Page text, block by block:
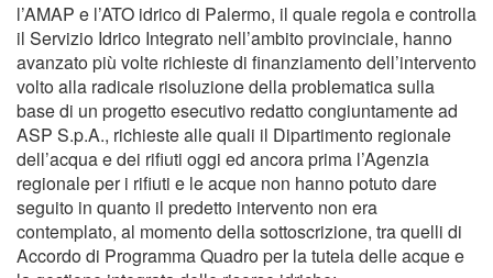
l’AMAP e l’ATO idrico di Palermo, il quale regola e controlla
il Servizio Idrico Integrato nell’ambito provinciale, hanno
avanzato più volte richieste di finanziamento dell’intervento
volto alla radicale risoluzione della problematica sulla
base di un progetto esecutivo redatto congiuntamente ad
ASP S.p.A., richieste alle quali il Dipartimento regionale
dell’acqua e dei rifiuti oggi ed ancora prima l’Agenzia
regionale per i rifiuti e le acque non hanno potuto dare
seguito in quanto il predetto intervento non era
contemplato, al momento della sottoscrizione, tra quelli di
Accordo di Programma Quadro per la tutela delle acque e